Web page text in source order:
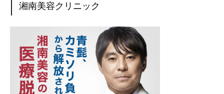
湘南美容クリニック